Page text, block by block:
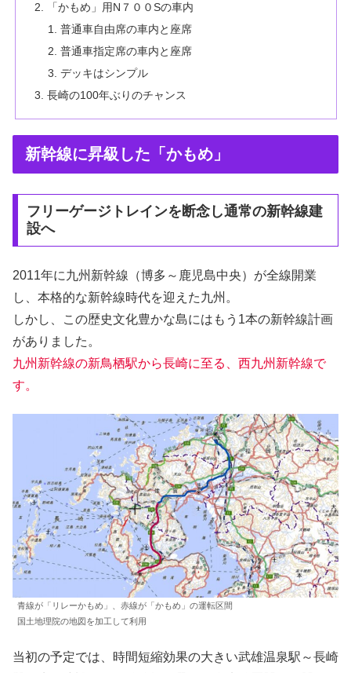
「かもめ」用N７００Sの車内
普通車自由席の車内と座席
普通車指定席の車内と座席
デッキはシンプル
長崎の100年ぶりのチャンス
新幹線に昇級した「かもめ」
フリーゲージトレインを断念し通常の新幹線建
設へ
2011年に九州新幹線（博多～鹿児島中央）が全線開業
し、本格的な新幹線時代を迎えた九州。
しかし、この歴史文化豊かな島にはもう1本の新幹線計画
がありました。
九州新幹線の新鳥栖駅から長崎に至る、西九州新幹線で
す。
青線が「リレーかもめ」、赤線が「かもめ」の運転区間
国土地理院の地図を加工して利用
当初の予定では、時間短縮効果の大きい武雄温泉駅～長崎